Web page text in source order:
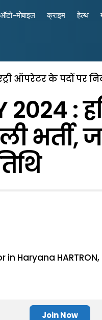
ऑटो-मोबाइल क्राइम हेल्थ
ऑपरेटर के पदों पर
:
भर्ती,
Join Now